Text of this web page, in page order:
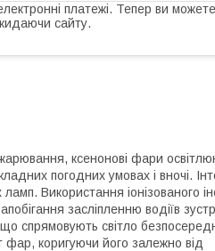
платежі. Тепер ви
сайту.
ксенонові фари
погодних умовах і вночі.
Використання іонізованого
засліпленню водіїв
спрямовують світло
фар, коригуючи його залежно від